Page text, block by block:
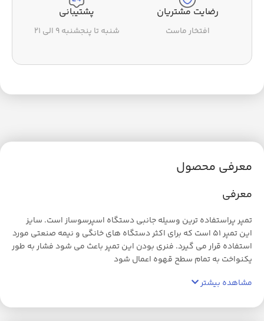
رضایت مشتریان
افتخار ماست
پشتیبانی
شنبه تا پنجشنبه ۹ الی ۲۱
معرفی محصول
معرفی
تمپر پراستفاده ترین وسیله جانبی دستگاه اسپرسوساز است. سایز
این تمپر 51 است که برای اکثر دستگاه های خانگی و نیمه صنعتی مورد
استفاده قرار می گیرد. فنری بودن این تمپر باعث می شود فشار به طور
یکنواخت به تمام سطح قهوه اعمال شود
مشاهده بیشتر